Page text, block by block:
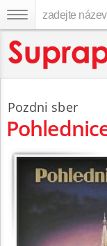
Pozdni sber